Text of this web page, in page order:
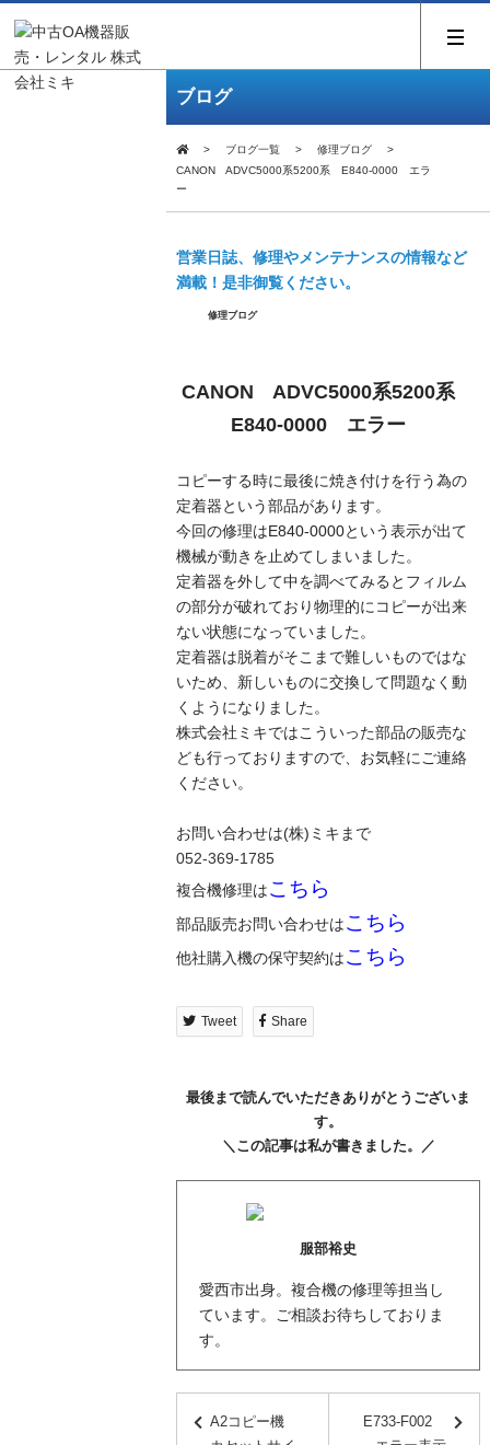
ブログ
ブログ一覧
修理ブログ
CANON ADVC5000系5200系 E840-0000 エラ
ー
営業日誌、修理やメンテナンスの情報など
満載！是非御覧ください。
修理ブログ
CANON ADVC5000系5200系
E840-0000 エラー
コピーする時に最後に焼き付けを行う為の
定着器という部品があります。
今回の修理はE840-0000という表示が出て
機械が動きを止めてしまいました。
定着器を外して中を調べてみるとフィルム
の部分が破れており物理的にコピーが出来
ない状態になっていました。
定着器は脱着がそこまで難しいものではな
いため、新しいものに交換して問題なく動
くようになりました。
株式会社ミキではこういった部品の販売な
ども行っておりますので、お気軽にご連絡
ください。
お問い合わせは(株)ミキまで
052-369-1785
複合機修理はこちら
部品販売お問い合わせはこちら
他社購入機の保守契約はこちら
Tweet Share
最後まで読んでいただきありがとうございま
す。
＼この記事は私が書きました。／
服部裕史
愛西市出身。複合機の修理等担当し
ています。ご相談お待ちしておりま
す。
A2コピー機
E733-F002